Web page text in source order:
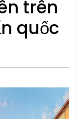
trên
quốc